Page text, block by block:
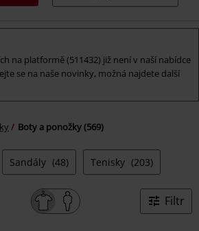
na platformě (511432) již není v naší nabídce
se na naše novinky, možná najdete další
Boty a ponožky (569)
Sandály (48) Tenisky (203)
Filtr